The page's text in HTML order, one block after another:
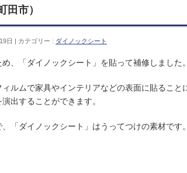
田市）
日 カテゴリー : ダイノックシート
、「ダイノックシート」を貼って補修しました。
ルムで家具やインテリアなどの表面に貼ること
出することができます。
「ダイノックシート」はうってつけの素材です。